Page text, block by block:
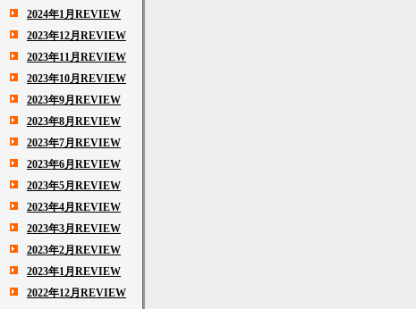
2024年1月REVIEW
2023年12月REVIEW
2023年11月REVIEW
2023年10月REVIEW
2023年9月REVIEW
2023年8月REVIEW
2023年7月REVIEW
2023年6月REVIEW
2023年5月REVIEW
2023年4月REVIEW
2023年3月REVIEW
2023年2月REVIEW
2023年1月REVIEW
2022年12月REVIEW